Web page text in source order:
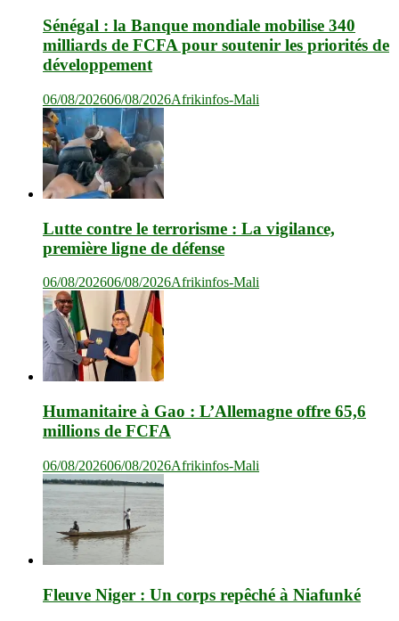
Sénégal : la Banque mondiale mobilise 340
milliards de FCFA pour soutenir les priorités de
développement
06/08/202606/08/2026Afrikinfos-Mali
Lutte contre le terrorisme : La vigilance,
première ligne de défense
06/08/202606/08/2026Afrikinfos-Mali
Humanitaire à Gao : L’Allemagne offre 65,6
millions de FCFA
06/08/202606/08/2026Afrikinfos-Mali
Fleuve Niger : Un corps repêché à Niafunké